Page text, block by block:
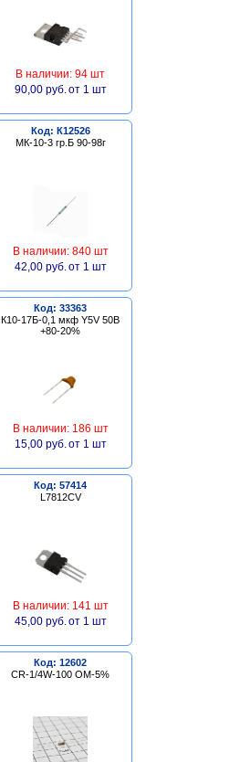
В наличии: 94 шт
90,00 руб. от 1 шт
Код: К12526
МК-10-3 гр.Б 90-98г
В наличии: 840 шт
42,00 руб. от 1 шт
Код: 33363
К10-17Б-0,1 мкф Y5V 50В
+80-20%
В наличии: 186 шт
15,00 руб. от 1 шт
Код: 57414
L7812CV
В наличии: 141 шт
45,00 руб. от 1 шт
Код: 12602
CR-1/4W-100 ОМ-5%